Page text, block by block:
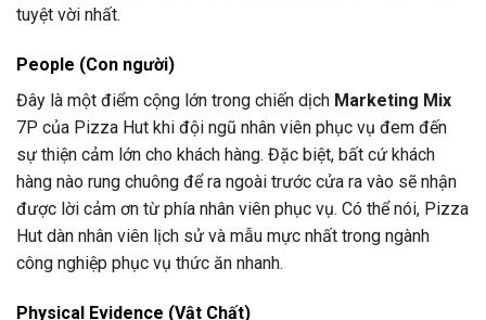
tuyệt vời nhất.
People (Con người)
Đây là một điểm cộng lớn trong chiến dịch Marketing Mix
7P của Pizza Hut khi đội ngũ nhân viên phục vụ đem đến
sự thiện cảm lớn cho khách hàng. Đặc biệt, bất cứ khách
hàng nào rung chuông để ra ngoài trước cửa ra vào sẽ nhận
được lời cảm ơn từ phía nhân viên phục vụ. Có thể nói, Pizza
Hut dàn nhân viên lịch sử và mẫu mực nhất trong ngành
công nghiệp phục vụ thức ăn nhanh.
Physical Evidence (Vật Chất)